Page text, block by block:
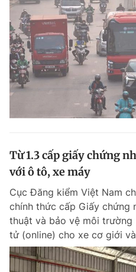
Từ 1.3 cấp giấy chứng
với ô tô, xe máy
Cục Đăng kiểm Việt Nam
chính thức cấp Giấy chứng
thuật và bảo vệ môi
tử (online) cho xe cơ giới